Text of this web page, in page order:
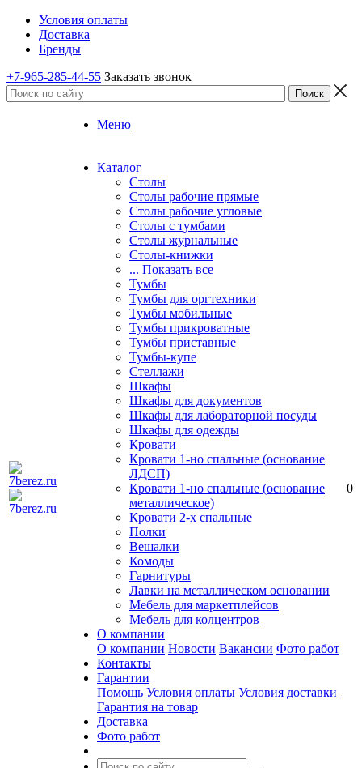
Условия оплаты
Доставка
Бренды
+7-965-285-44-55 Заказать звонок
Меню
Каталог
Столы
Столы рабочие прямые
Столы рабочие угловые
Столы с тумбами
Столы журнальные
Столы-книжки
... Показать все
Тумбы
Тумбы для оргтехники
Тумбы мобильные
Тумбы прикроватные
Тумбы приставные
Тумбы-купе
Стеллажи
Шкафы
Шкафы для документов
Шкафы для лабораторной посуды
Шкафы для одежды
Кровати
Кровати 1-но спальные (основание
ЛДСП)
Кровати 1-но спальные (основание
металлическое)
Кровати 2-х спальные
Полки
Вешалки
Комоды
Гарнитуры
Лавки на металлическом основании
Мебель для маркетплейсов
Мебель для колцентров
О компании
О компании Новости Вакансии Фото работ
Контакты
Гарантии
Помощь Условия оплаты Условия доставки
Гарантия на товар
Доставка
Фото работ
0